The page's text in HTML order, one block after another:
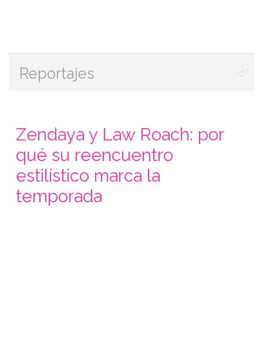
Reportajes
Zendaya y Law Roach: por
qué su reencuentro
estilístico marca la
temporada